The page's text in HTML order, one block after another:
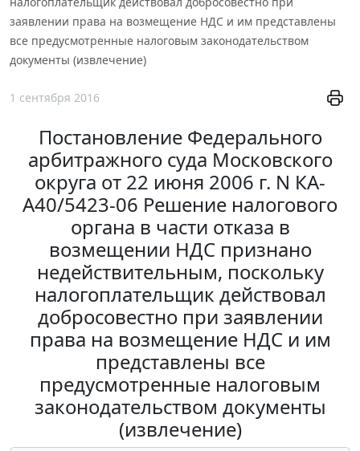
заявлении права на возмещение НДС и им представлены
все предусмотренные налоговым законодательством
документы (извлечение)
1 сентября 2016
Постановление Федерального
арбитражного суда Московского
округа от 22 июня 2006 г. N КА-
А40/5423-06 Решение налогового
органа в части отказа в
возмещении НДС признано
недействительным, поскольку
налогоплательщик действовал
добросовестно при заявлении
права на возмещение НДС и им
представлены все
предусмотренные налоговым
законодательством документы
(извлечение)